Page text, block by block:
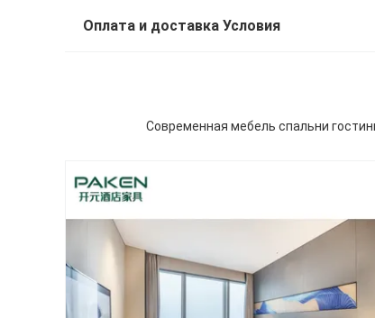
Оплата и доставка Условия
Современная мебель спальни